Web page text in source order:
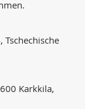
Tschechische
Karkkila,